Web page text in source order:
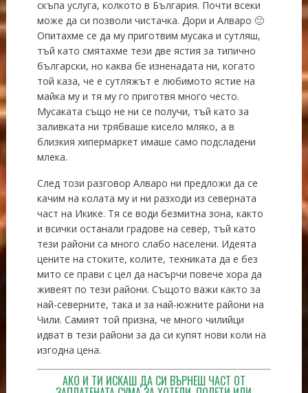
скъпа услуга, колкото в България. Почти всеки
може да си позволи чистачка. Дори и Алваро 🙂
Опитахме се да му приготвим мусака и сутляш,
тъй като смятахме тези две ястия за типично
български, но каква бе изненадата ни, когато
той каза, че е сутляжът е любимото ястие на
майка му и тя му го приготвя много често.
Мусаката също не ни се получи, тъй като за
заливката ни трябваше кисело мляко, а в
близкия хипермаркет имаше само подсладени
млека.
След този разговор Алваро ни предложи да се
качим на колата му и ни разходи из северната
част на Икике. Тя се води безмитна зона, както
и всички останали градове на север, тъй като
тези райони са много слабо населени. Идеята
цените на стоките, колите, техниката да е без
мито се прави с цел да насърчи повече хора да
живеят по тези райони. Същото важи както за
най-северните, така и за най-южните райони на
Чили. Самият той призна, че много чилийци
идват в тези райони за да си купят нови коли на
изгодна цена.
АКО И ТИ ИСКАШ ДА СИ ВЪРНЕШ ЧАСТ ОТ